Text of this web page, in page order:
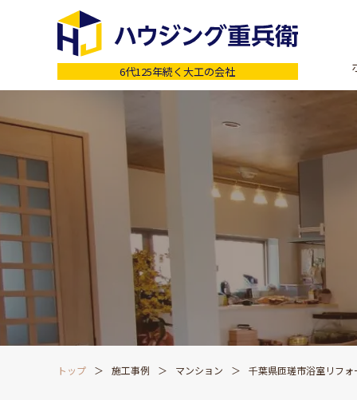
6代125年続く大工の会社
トップ 施工事例 マンション 千葉県匝瑳市浴室リフォ